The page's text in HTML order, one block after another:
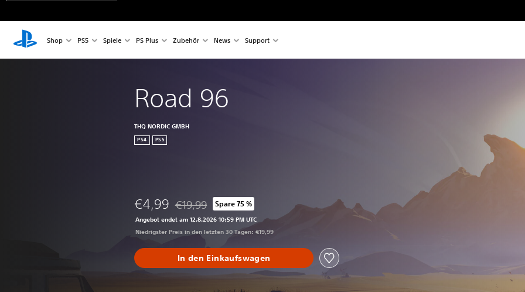
Shop PS5 Spiele PS Plus Zubehör News Support
Road 96
THQ NORDIC GMBH
PS4 PS5
€4,99 Preisnachlass gegenüber dem Originalpreis von €19,99
€19,99 Spare 75 %
Angebot endet am 12.8.2026 10:59 PM UTC
Niedrigster Preis in den letzten 30 Tagen: €19,99
In den Einkaufswagen